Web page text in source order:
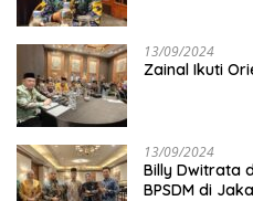
13/09/2024
Zainal Ikuti
13/09/2024
Billy Dwitrata
BPSDM di